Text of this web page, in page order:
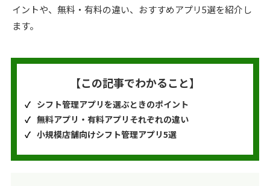
イントや、無料・有料の違い、おすすめアプリ5選を紹介し
ます。
【この記事でわかること】
シフト管理アプリを選ぶときのポイント
無料アプリ・有料アプリそれぞれの違い
小規模店舗向けシフト管理アプリ5選